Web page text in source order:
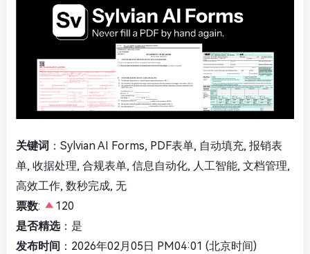
关键词 ：Sylvian AI Forms, PDF表单, 自动填充, 报销表
单, 收据处理, 合规表单, 信息自动化, 人工智能, 文档管理,
高效工作, 数秒完成, 无
票数:
120
是否精选：是
发布时间 ：2026年02月05日 PM04:01 (北京时间)